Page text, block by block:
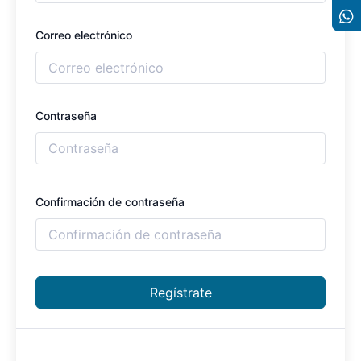
Correo electrónico
Contraseña
Confirmación de contraseña
Regístrate